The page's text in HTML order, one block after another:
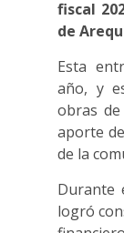
fiscal
de
Esta
año, y
obras
aporte
de la
Durante
logró